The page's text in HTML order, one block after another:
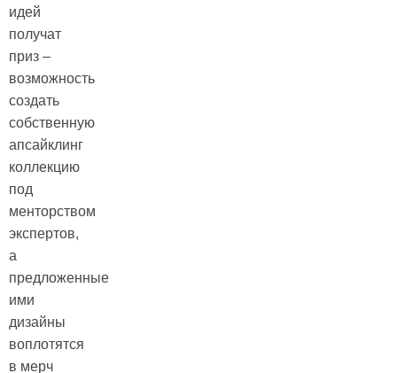
идей
получат
приз –
возможность
создать
собственную
апсайклинг
коллекцию
под
менторством
экспертов,
а
предложенные
ими
дизайны
воплотятся
в мерч